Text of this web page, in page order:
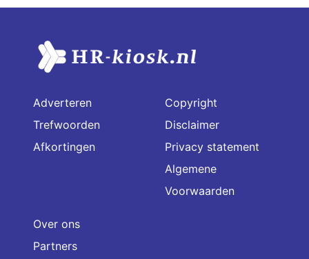
Adverteren
Trefwoorden
Afkortingen
Copyright
Disclaimer
Privacy statement
Algemene
Voorwaarden
Over ons
Partners